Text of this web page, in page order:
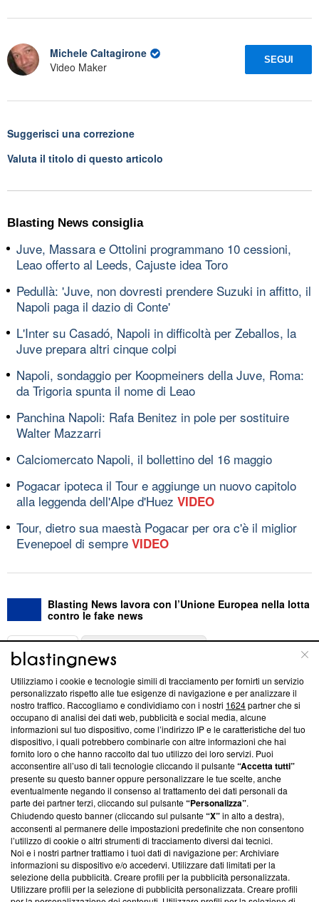
Michele Caltagirone
Video Maker
SEGUI
Suggerisci una correzione
Valuta il titolo di questo articolo
Blasting News consiglia
Juve, Massara e Ottolini programmano 10 cessioni,
Leao offerto al Leeds, Cajuste idea Toro
Pedullà: 'Juve, non dovresti prendere Suzuki in affitto, il
Napoli paga il dazio di Conte'
L'Inter su Casadó, Napoli in difficoltà per Zeballos, la
Juve prepara altri cinque colpi
Napoli, sondaggio per Koopmeiners della Juve, Roma:
da Trigoria spunta il nome di Leao
Panchina Napoli: Rafa Benitez in pole per sostituire
Walter Mazzarri
Calciomercato Napoli, il bollettino del 16 maggio
Pogacar ipoteca il Tour e aggiunge un nuovo capitolo
alla leggenda dell'Alpe d'Huez VIDEO
Tour, dietro sua maestà Pogacar per ora c'è il miglior
Evenepoel di sempre VIDEO
Blasting News lavora con l’Unione Europea nella lotta
contro le fake news
ABOUT
Questa sezione offre informazioni trasparenti su Blasting
News, sui nostri processi editoriali e su come ci impegniamo a
creare news di qualità. Inoltre, afferma la nostra aderenza a
‘Trust Project - News with Integrity’Blasting News non è
ancora membro del programma, ma ha richiesto di farne
parte; Trust Project non ha ancora effettuato una verifica di
conformità agli standard.
Su di noi
Team editoriale
Corporate
Redazione
Utilizziamo i cookie e tecnologie simili di tracciamento per fornirti un servizio
personalizzato rispetto alle tue esigenze di navigazione e per analizzare il
nostro traffico. Raccogliamo e condividiamo con i nostri 1624partner che si
occupano di analisi dei dati web, pubblicità e social media, alcune
informazioni sul tuo dispositivo, come l’indirizzo IP e le caratteristiche del tuo
dispositivo, i quali potrebbero combinarle con altre informazioni che hai
fornito loro o che hanno raccolto dal tuo utilizzo dei loro servizi. Puoi
acconsentire all’uso di tali tecnologie cliccando il pulsante“Accetta tutti”
presente su questo banner oppure personalizzare le tue scelte, anche
eventualmente negando il consenso al trattamento dei dati personali da
parte dei partner terzi, cliccando sul pulsante“Personalizza”.
Chiudendo questo banner (cliccando sul pulsante“X”in alto a destra),
acconsenti al permanere delle impostazioni predefinite che non consentono
l’utilizzo di cookie o altri strumenti di tracciamento diversi dai tecnici.
Noi e i nostri partner trattiamo i tuoi dati di navigazione per: Archiviare
informazioni su dispositivo e/o accedervi. Utilizzare dati limitati per la
selezione della pubblicità. Creare profili per la pubblicità personalizzata.
Utilizzare profili per la selezione di pubblicità personalizzata. Creare profili